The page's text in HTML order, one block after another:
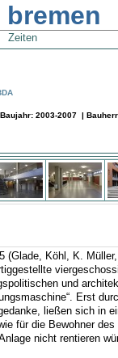
Zeiten
2003-2007 |
(Glade, Köhl, K.
und
Erst
ließen sich in
für die Bewohner
nicht rentieren